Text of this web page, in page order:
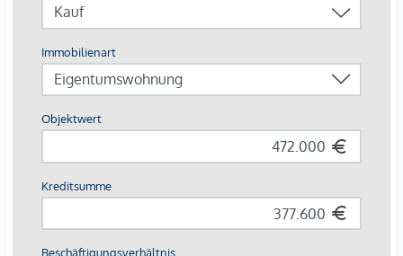
Wohneinheiten mit zum Beispiel fünf Zimmern möglich. Die
gehobene Ausstattung der Wohnungen erfüllt höchste
Ansprüche.
Die Lage an der Brünner Straße 114 vereint die Vorzüge des
Stadtlebens mit dem Genuss zahlreicher umliegender
Erholungsgebiete, wie dem Marchfeldkanal, der Donauinsel
und der alten Donau. Die umliegende Versorgung ist
außergewöhnlich gut und es besteht eine exzellente
öffentliche Verkehrsanbindung - mit welcher das Wiener
Stadtzentrum innerhalb kurzer Zeit erreichbar ist.